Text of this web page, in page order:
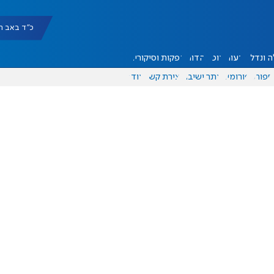
כ"ד באב תשפ"ו
ונדל"ן דעות אוכל יהדות הפקות וסיקורים
ספורט פורומים אתר ישיבה יצירת קשר עוד